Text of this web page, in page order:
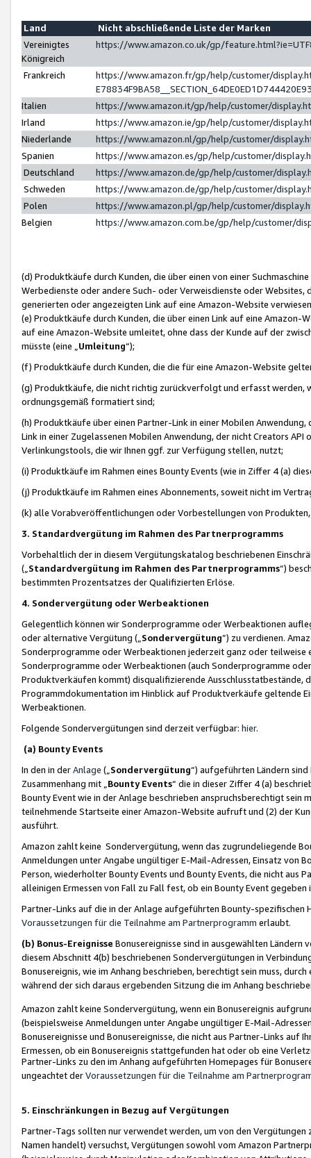
Land
Nicht abschließende Liste der Marken
Vereinigtes
Königreich
https://www.amazon.co.uk/gp/
Frankreich
https://www.amazon.fr/gp/help/customer/
Italien
https://www.amazon.it/gp/help/customer/
Irland
https://www.amazon.ie/gp/help/customer/
Niederlande
https://www.amazon.nl/gp/help/customer/
Spanien
https://www.amazon.es/gp/help/customer/
Deutschland
https://www.amazon.de/gp/help/customer/
Schweden
https://www.amazon.de/gp/help/customer/
Polen
https://www.amazon.pl/gp/help/customer/
Belgien
https://www.amazon.com.be/gp/help/customer/
(d) Produktkäufe durch Kunden, die über einen von einer
Werbedienste oder andere Such- oder Verweisdienste oder Websites,
generierten oder angezeigten Link auf eine Amazon-Website
(e) Produktkäufe durch Kunden, die über einen Link auf eine
auf eine Amazon-Website umleitet, ohne dass der Kunde auf der
müsste (eine „ Umleitung“);
(f) Produktkäufe durch Kunden, die die für eine Amazon-Website
(g) Produktkäufe, die nicht richtig zurückverfolgt und erfasst werden,
ordnungsgemäß formatiert sind;
(h) Produktkäufe über einen Partner-Link in einer Mobilen
Link in einer Zugelassenen Mobilen Anwendung, der nicht Creators
Verlinkungstools, die wir Ihnen ggf. zur Verfügung stellen, nutzt;
(i) Produktkäufe im Rahmen eines Bounty Events (wie in Ziffer 4 (a)
(j) Produktkäufe im Rahmen eines Abonnements, soweit nicht im
(k) alle Vorabveröffentlichungen oder Vorbestellungen von
3. Standardvergütung im Rahmen des Partnerprogramms
Vorbehaltlich der in diesem Vergütungskatalog beschriebenen
(„ Standardvergütung im Rahmen des Partnerprogramms“)
bestimmten Prozentsatzes der Qualifizierten Erlöse.
4. Sondervergütung oder Werbeaktionen
Gelegentlich können wir Sonderprogramme oder Werbeaktionen
oder alternative Vergütung („ Sondervergütung”) zu verdienen.
Sonderprogramme oder Werbeaktionen jederzeit ganz oder
Sonderprogramme oder Werbeaktionen (auch Sonderprogramme
Produktverkäufen kommt) disqualifizierende Ausschlusstatbestände,
Programmdokumentation im Hinblick auf Produktverkäufe geltende
Werbeaktionen.
Folgende Sondervergütungen sind derzeit verfügbar: hier.
(a) Bounty Events
In den in derAnlage („ Sondervergütung“) aufgeführten Ländern
Zusammenhang mit „ Bounty Events“ die in dieser Ziffer 4 (a)
Bounty Event wie in der Anlage beschrieben anspruchsberechtigt sein
teilnehmende Startseite einer Amazon-Website aufruft und (2) der
ausführt.
Amazon zahlt keine Sondervergütung, wenn das zugrundeliegende
Anmeldungen unter Angabe ungültiger E-Mail-Adressen, Einsatz von
Person, wiederholter Bounty Events und Bounty Events, die nicht
alleinigen Ermessen von Fall zu Fall fest, ob ein Bounty Event
Partner-Links auf die in der Anlage aufgeführten Bounty-spezifischen
Voraussetzungen für die Teilnahme am Partnerprogramm erlaubt.
(b) Bonus-Ereignisse Bonusereignisse sind in ausgewählten Ländern
diesem Abschnitt 4(b) beschriebenen Sondervergütungen in
Bonusereignis, wie im Anhang beschrieben, berechtigt sein muss,
während der sich daraus ergebenden Sitzung die im Anhang
Amazon zahlt keine Sondervergütung, wenn ein Bonusereignis
(beispielsweise Anmeldungen unter Angabe ungültiger E-Mail-
Bonusereignisse und Bonusereignisse, die nicht aus Partner-Links auf
Ermessen, ob ein Bonusereignis stattgefunden hat oder ob eine
Partner-Links zu den im Anhang aufgeführten Homepages für
ungeachtet derVoraussetzungen für die Teilnahme am
5. Einschränkungen in Bezug auf Vergütungen
Partner-Tags sollten nur verwendet werden, um von den
Namen handelt) versuchst, Vergütungen sowohl vom Amazon